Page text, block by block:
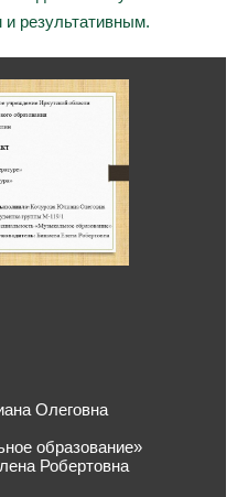
результативным.
Олеговна
образование»
Робертовна